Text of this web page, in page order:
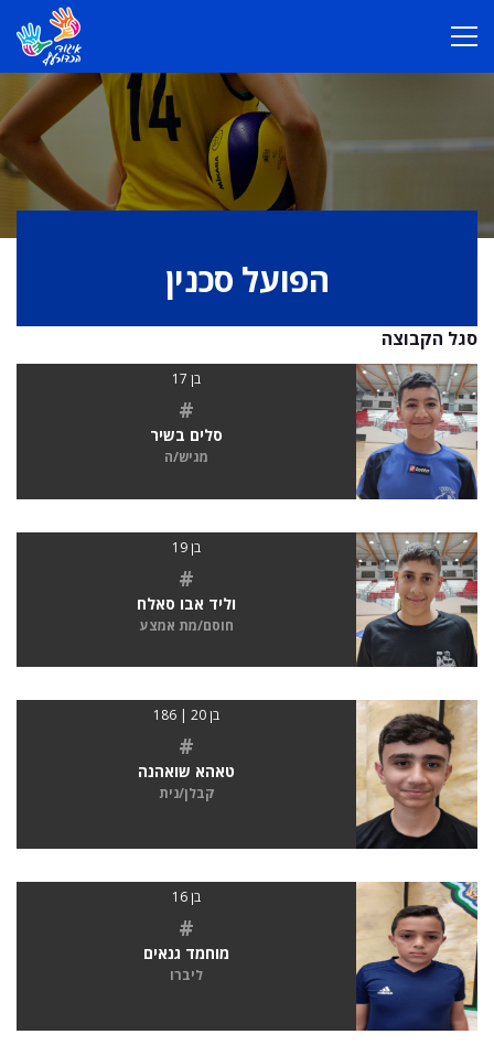
הפועל סכנין
סגל הקבוצה
בן 17
#
סלים בשיר
מגיש/ה
בן 19
#
וליד אבו סאלח
חוסם/מת אמצע
בן 20 | 186
#
טאהא שואהנה
קבלן/נית
בן 16
#
מוחמד גנאים
ליברו